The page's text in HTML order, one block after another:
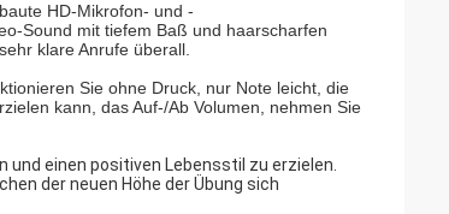
HD-Mikrofon- und -
Sound mit tiefem Baß und haarscharfen
klare Anrufe überall.
Sie ohne Druck, nur Note leicht, die
kann, das Auf-/Ab Volumen, nehmen Sie
einen positiven Lebensstil zu erzielen.
der neuen Höhe der Übung sich